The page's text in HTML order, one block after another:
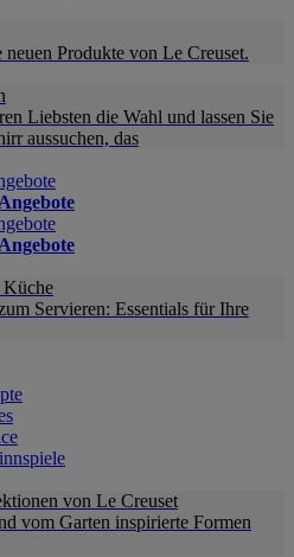
neuen Produkte von Le Creuset.
Liebsten die Wahl und lassen Sie
aussuchen, das
Küche
Servieren: Essentials für Ihre
von Le Creuset
vom Garten inspirierte Formen